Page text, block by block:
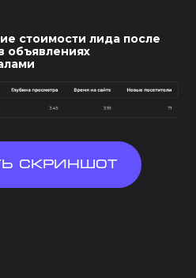
стоимости лида после
объявлениях
скриншот